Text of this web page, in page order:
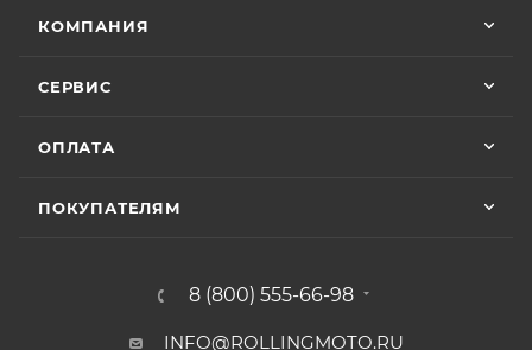
КОМПАНИЯ
СЕРВИС
ОПЛАТА
ПОКУПАТЕЛЯМ
8 (800) 555-66-98
INFO@ROLLINGMOTO.RU